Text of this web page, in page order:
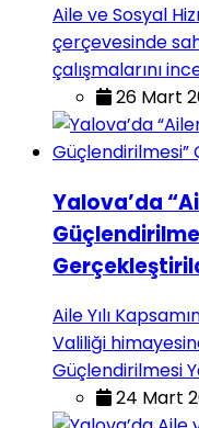
Aile ve Sosyal
çerçevesinde
çalışmalarını
26 Mart
Yalova’da
Aile Yılı
Valiliği
Güçlendirilmesi
24 Mart